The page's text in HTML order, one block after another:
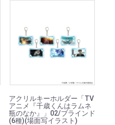
アクリルキーホルダー「TV
アニメ『千歳くんはラムネ
瓶のなか』」02/ブラインド
(6種)(場面写イラスト)